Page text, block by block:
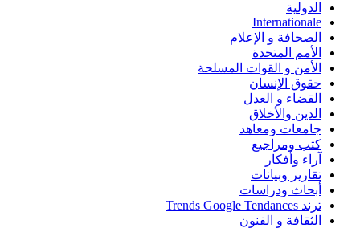
الدولية
Internationale
الصحافة و الإعلام
الأمم المتحدة
الأمن و القوات المسلحة
حقوق الإنسان
القضاء و العدل
الدين والأخلاق
جامعات ومعاهد
كتب ومراجيع
آراء وأفكار
تقارير وبيانات
أبحاث ودراسات
ترند Trends Google Tendances
الثقافة و الفنون